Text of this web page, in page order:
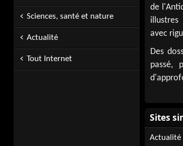
Sciences, santé et nature
Actualité
Tout Internet
de
avec
Des
passé,
Actualité